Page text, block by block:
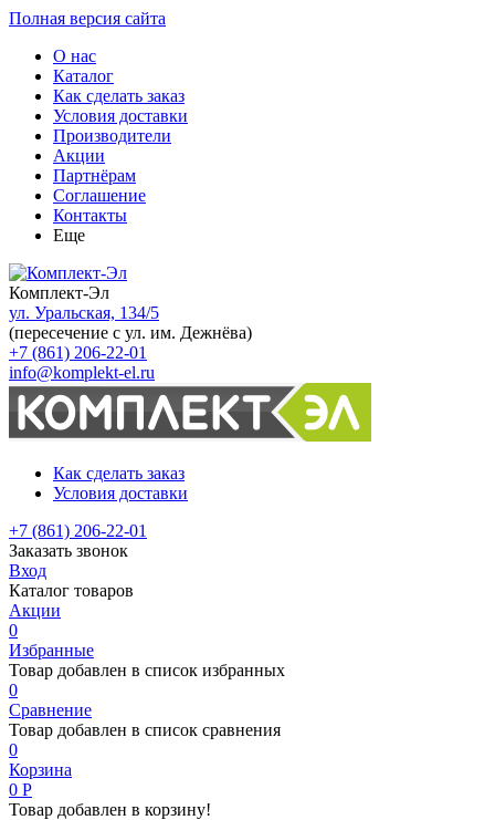
Полная версия сайта
О нас
Каталог
Как сделать заказ
Условия доставки
Производители
Акции
Партнёрам
Соглашение
Контакты
Еще
Комплект-Эл
ул. Уральская, 134/5
(пересечение с ул. им. Дежнёва)
+7 (861) 206-22-01
info@komplekt-el.ru
Как сделать заказ
Условия доставки
+7 (861) 206-22-01
Заказать звонок
Вход
Каталог товаров
Акции
0
Избранные
Товар добавлен в список избранных
0
Сравнение
Товар добавлен в список сравнения
0
Корзина
0 Р
Товар добавлен в корзину!